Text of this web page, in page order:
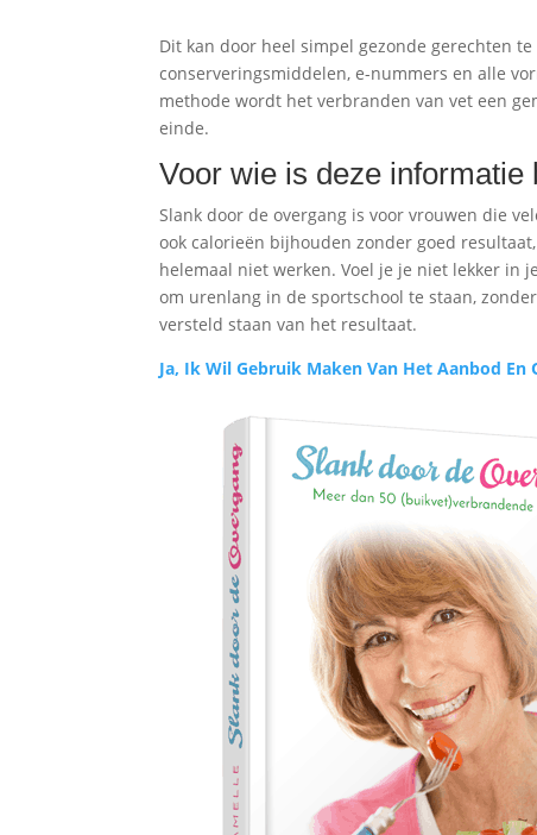
Dit kan door heel simpel gezonde gerechten
conserveringsmiddelen, e-nummers en alle
methode wordt het verbranden van vet een
einde.
Voor wie is deze informatie
Slank door de overgang is voor vrouwen die
ook calorieën bijhouden zonder goed
helemaal niet werken. Voel je je niet lekker in
om urenlang in de sportschool te staan,
versteld staan van het resultaat.
Ja, Ik Wil Gebruik Maken Van Het Aanbod En